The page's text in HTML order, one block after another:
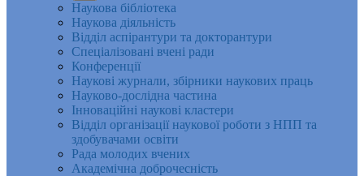
Наукова бібліотека
Наукова діяльність
Відділ аспірантури та докторантури
Спеціалізовані вчені ради
Конференції
Наукові журнали, збірники наукових праць
Науково-дослідна частина
Інноваційні наукові кластери
Відділ організації наукової роботи з НПП та
здобувачами освіти
Рада молодих вчених
Академічна доброчесність